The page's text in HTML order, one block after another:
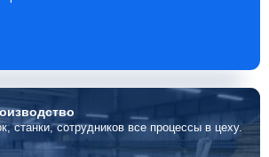
станки, сотрудников все процессы в цеху.